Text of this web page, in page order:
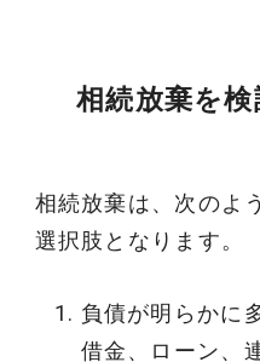
相続放棄を
相続放棄は、次のよ
選択肢となります。
負債が明らかに
借金、ローン、